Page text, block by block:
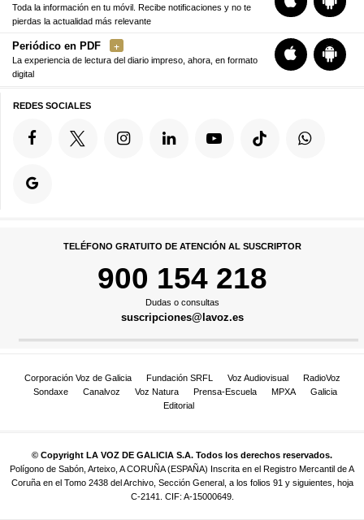
Toda la información en tu móvil. Recibe notificaciones y no te
pierdas la actualidad más relevante
Periódico en PDF
La experiencia de lectura del diario impreso, ahora, en formato
digital
REDES SOCIALES
TELÉFONO GRATUITO DE ATENCIÓN AL SUSCRIPTOR
900 154 218
Dudas o consultas
suscripciones@lavoz.es
Corporación Voz de Galicia Fundación SRFL Voz Audiovisual
RadioVoz
Sondaxe
Canalvoz Voz Natura Prensa-Escuela MPXA
Galicia
Editorial
© Copyright LA VOZ DE GALICIA S.A. Todos los derechos reservados.
Polígono de Sabón, Arteixo, A CORUÑA (ESPAÑA) Inscrita en el Registro Mercantil de A
Coruña en el Tomo 2438 del Archivo, Sección General, a los folios 91 y siguientes, hoja
C-2141. CIF: A-15000649.